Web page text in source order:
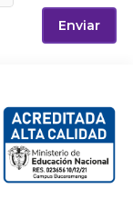
Enviar